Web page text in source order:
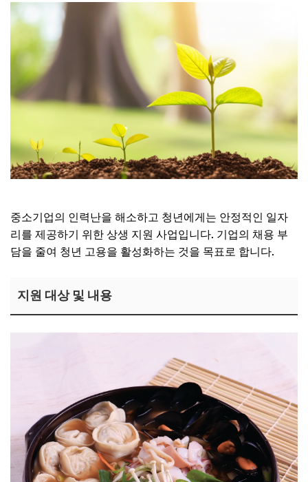
중소기업의 인력난을 해소하고 청년에게는 안정적인 일자
리를 제공하기 위한 상생 지원 사업입니다. 기업의 채용 부
담을 줄여 청년 고용을 활성화하는 것을 목표로 합니다.
지원 대상 및 내용